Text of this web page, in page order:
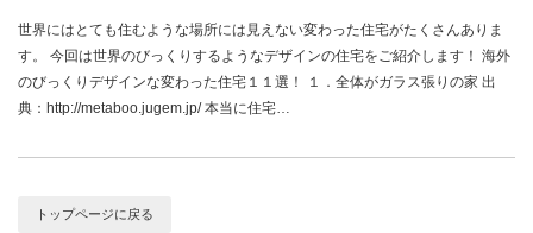
世界にはとても住むような場所には見えない変わった住宅がたくさんありま
す。 今回は世界のびっくりするようなデザインの住宅をご紹介します！ 海外
のびっくりデザインな変わった住宅１１選！ １．全体がガラス張りの家 出
典：http://metaboo.jugem.jp/ 本当に住宅…
トップページに戻る